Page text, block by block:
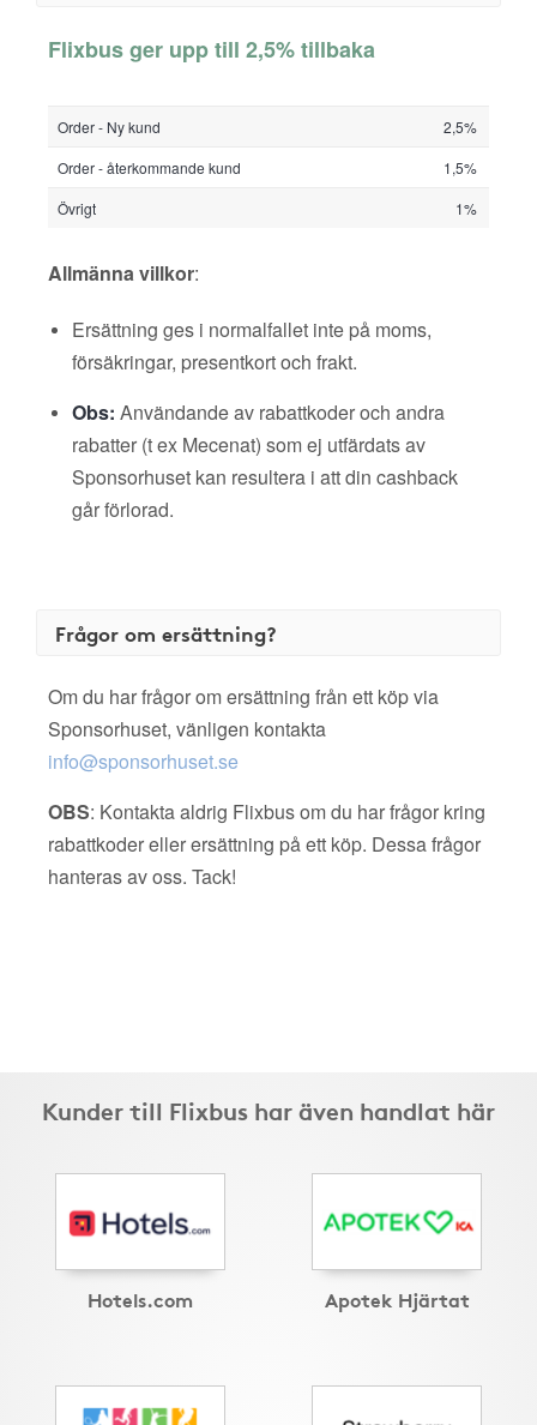
Flixbus ger upp till 2,5% tillbaka
Order - Ny kund
2,5%
Order - återkommande kund
1,5%
Övrigt
1%
Allmänna villkor:
Ersättning ges i normalfallet inte på moms,
försäkringar, presentkort och frakt.
Obs: Användande av rabattkoder och andra
rabatter (t ex Mecenat) som ej utfärdats av
Sponsorhuset kan resultera i att din cashback
går förlorad.
Frågor om ersättning?
Om du har frågor om ersättning från ett köp via
Sponsorhuset, vänligen kontakta
info@sponsorhuset.se
OBS: Kontakta aldrig Flixbus om du har frågor kring
rabattkoder eller ersättning på ett köp. Dessa frågor
hanteras av oss. Tack!
Kunder till Flixbus har även handlat här
Hotels.com Apotek Hjärtat